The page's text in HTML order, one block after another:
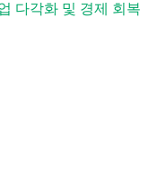
다각화 및 경제 회복